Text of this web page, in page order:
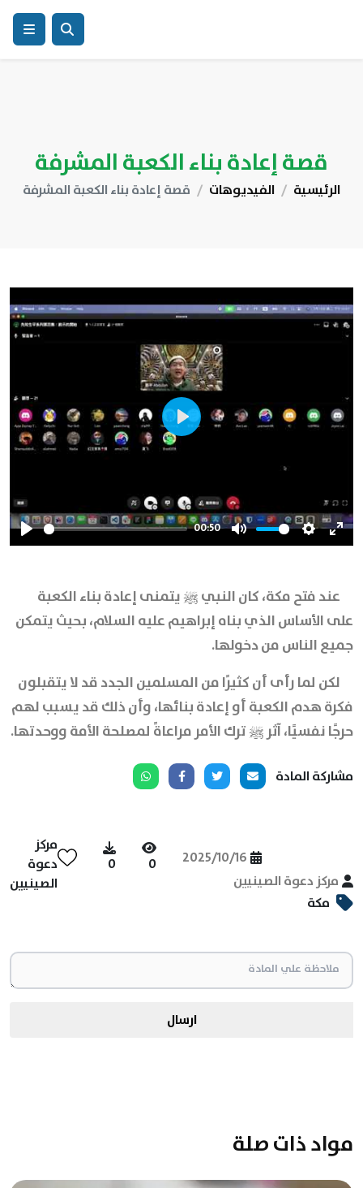
قصة إعادة بناء الكعبة المشرفة
الرئيسية الفيديوهات قصة إعادة بناء الكعبة المشرفة
Play
00:50
Mute Settings
Play
عند فتح مكة، كان النبي ﷺ يتمنى إعادة بناء الكعبة
على الأساس الذي بناه إبراهيم عليه السلام، بحيث يتمكن
جميع الناس من دخولها.
لكن لما رأى أن كثيرًا من المسلمين الجدد قد لا يتقبلون
فكرة هدم الكعبة أو إعادة بنائها، وأن ذلك قد يسبب لهم
حرجًا نفسيًا، آثر ﷺ ترك الأمر مراعاةً لمصلحة الأمة ووحدتها.
مشاركة المادة
مركز دعوة الصينيين
2025/10/16
0
0
مركز
دعوة
الصينيين
مكة
ارسال
مواد ذات صلة